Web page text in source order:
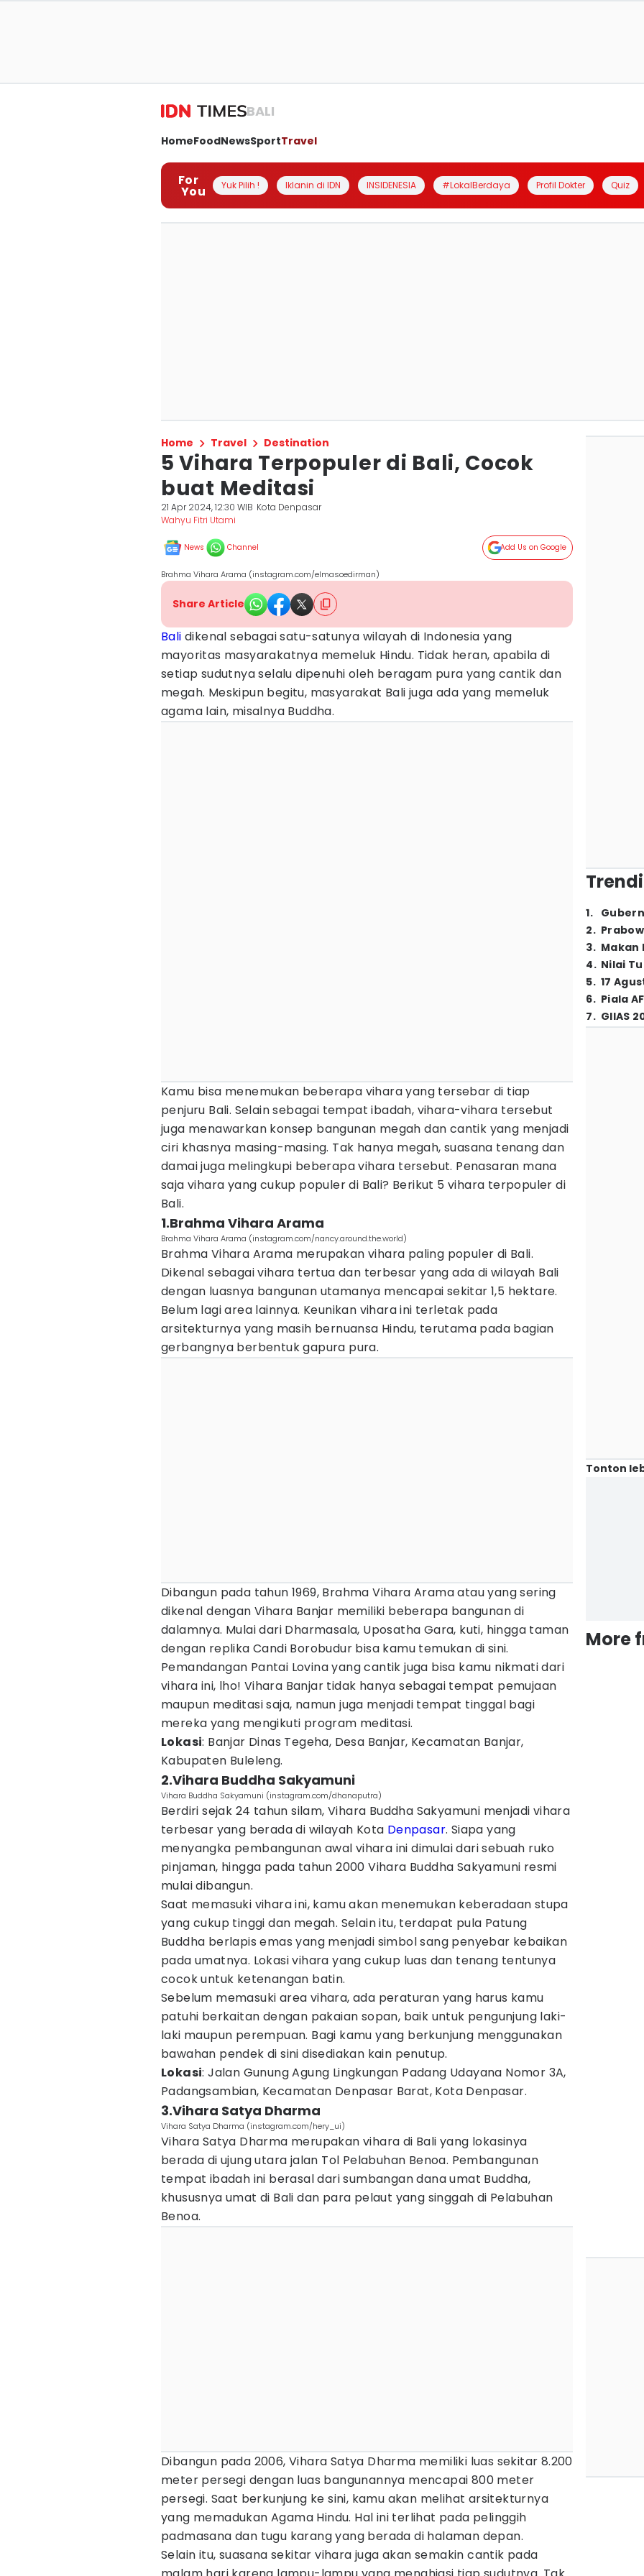
BALI
HomeFoodNewsSportTravel
For
You Yuk Pilih ! Iklanin di IDN INSIDENESIA #LokalBerdaya Profil Dokter Quiz
Home Travel Destination
5 Vihara Terpopuler di Bali, Cocok
buat Meditasi
21 Apr 2024, 12:30 WIB Kota Denpasar
Wahyu Fitri Utami
News Channel Add Us on Google
Brahma Vihara Arama (instagram.com/elmasoedirman)
Share Article
Bali dikenal sebagai satu-satunya wilayah di Indonesia yang
mayoritas masyarakatnya memeluk Hindu. Tidak heran, apabila di
setiap sudutnya selalu dipenuhi oleh beragam pura yang cantik dan
megah. Meskipun begitu, masyarakat Bali juga ada yang memeluk
agama lain, misalnya Buddha.
Kamu bisa menemukan beberapa vihara yang tersebar di tiap
penjuru Bali. Selain sebagai tempat ibadah, vihara-vihara tersebut
juga menawarkan konsep bangunan megah dan cantik yang menjadi
ciri khasnya masing-masing. Tak hanya megah, suasana tenang dan
damai juga melingkupi beberapa vihara tersebut. Penasaran mana
saja vihara yang cukup populer di Bali? Berikut 5 vihara terpopuler di
Bali.
1.Brahma Vihara Arama
Brahma Vihara Arama (instagram.com/nancy.around.the.world)
Brahma Vihara Arama merupakan vihara paling populer di Bali.
Dikenal sebagai vihara tertua dan terbesar yang ada di wilayah Bali
dengan luasnya bangunan utamanya mencapai sekitar 1,5 hektare.
Belum lagi area lainnya. Keunikan vihara ini terletak pada
arsitekturnya yang masih bernuansa Hindu, terutama pada bagian
gerbangnya berbentuk gapura pura.
Dibangun pada tahun 1969, Brahma Vihara Arama atau yang sering
dikenal dengan Vihara Banjar memiliki beberapa bangunan di
dalamnya. Mulai dari Dharmasala, Uposatha Gara, kuti, hingga taman
dengan replika Candi Borobudur bisa kamu temukan di sini.
Pemandangan Pantai Lovina yang cantik juga bisa kamu nikmati dari
vihara ini, lho! Vihara Banjar tidak hanya sebagai tempat pemujaan
maupun meditasi saja, namun juga menjadi tempat tinggal bagi
mereka yang mengikuti program meditasi.
Lokasi: Banjar Dinas Tegeha, Desa Banjar, Kecamatan Banjar,
Kabupaten Buleleng.
2.Vihara Buddha Sakyamuni
Vihara Buddha Sakyamuni (instagram.com/dhanaputra)
Berdiri sejak 24 tahun silam, Vihara Buddha Sakyamuni menjadi vihara
terbesar yang berada di wilayah Kota Denpasar. Siapa yang
menyangka pembangunan awal vihara ini dimulai dari sebuah ruko
pinjaman, hingga pada tahun 2000 Vihara Buddha Sakyamuni resmi
mulai dibangun.
Saat memasuki vihara ini, kamu akan menemukan keberadaan stupa
yang cukup tinggi dan megah. Selain itu, terdapat pula Patung
Buddha berlapis emas yang menjadi simbol sang penyebar kebaikan
pada umatnya. Lokasi vihara yang cukup luas dan tenang tentunya
cocok untuk ketenangan batin.
Sebelum memasuki area vihara, ada peraturan yang harus kamu
patuhi berkaitan dengan pakaian sopan, baik untuk pengunjung laki-
laki maupun perempuan. Bagi kamu yang berkunjung menggunakan
bawahan pendek di sini disediakan kain penutup.
Lokasi: Jalan Gunung Agung Lingkungan Padang Udayana Nomor 3A,
Padangsambian, Kecamatan Denpasar Barat, Kota Denpasar.
3.Vihara Satya Dharma
Vihara Satya Dharma (instagram.com/hery_ui)
Vihara Satya Dharma merupakan vihara di Bali yang lokasinya
berada di ujung utara jalan Tol Pelabuhan Benoa. Pembangunan
tempat ibadah ini berasal dari sumbangan dana umat Buddha,
khususnya umat di Bali dan para pelaut yang singgah di Pelabuhan
Benoa.
Dibangun pada 2006, Vihara Satya Dharma memiliki luas sekitar 8.200
meter persegi dengan luas bangunannya mencapai 800 meter
persegi. Saat berkunjung ke sini, kamu akan melihat arsitekturnya
yang memadukan Agama Hindu. Hal ini terlihat pada pelinggih
padmasana dan tugu karang yang berada di halaman depan.
Selain itu, suasana sekitar vihara juga akan semakin cantik pada
1.
2.
3. Makan
4. Nilai
5. 17
6. Piala
7. GIIAS
Tonton
More